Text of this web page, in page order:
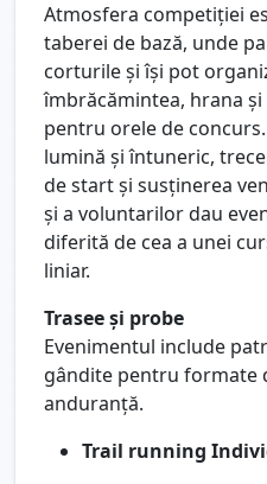
Atmosfera competiției
taberei de bază, unde
corturile și își pot
îmbrăcămintea, hrana
pentru orele de
lumină și întuneric,
de start și susținerea
și a voluntarilor dau
diferită de cea a unei
liniar.
Trasee și probe
Evenimentul include
gândite pentru formate
anduranță.
Trail running